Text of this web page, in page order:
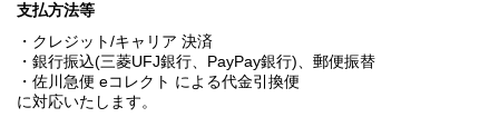
支払方法等
・クレジット/キャリア 決済
・銀行振込(三菱UFJ銀行、PayPay銀行)、郵便振替
・佐川急便 eコレクト による代金引換便
に対応いたします。